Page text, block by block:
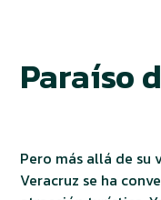
Paraíso
Pero más allá de su
Veracruz se ha